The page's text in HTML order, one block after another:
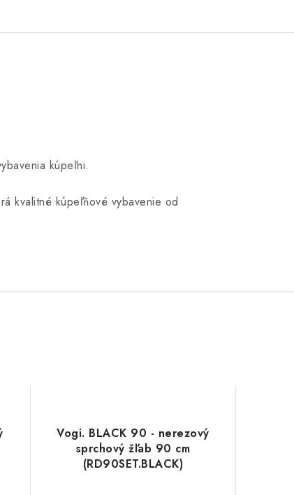
kúpeľni.
kvalitné kúpeľňové vybavenie od
Vogi. BLACK 90 - nerezový
sprchový žľab 90 cm
(RD90SET.BLACK)